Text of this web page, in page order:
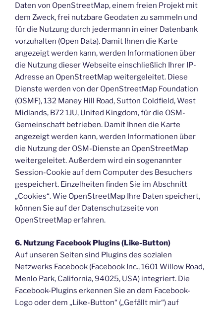
Daten von OpenStreetMap, einem freien Projekt mit
dem Zweck, frei nutzbare Geodaten zu sammeln und
für die Nutzung durch jedermann in einer Datenbank
vorzuhalten (Open Data). Damit Ihnen die Karte
angezeigt werden kann, werden Informationen über
die Nutzung dieser Webseite einschließlich Ihrer IP-
Adresse an OpenStreetMap weitergeleitet. Diese
Dienste werden von der OpenStreetMap Foundation
(OSMF), 132 Maney Hill Road, Sutton Coldfield, West
Midlands, B72 1JU, United Kingdom, für die OSM-
Gemeinschaft betrieben. Damit Ihnen die Karte
angezeigt werden kann, werden Informationen über
die Nutzung der OSM-Dienste an OpenStreetMap
weitergeleitet. Außerdem wird ein sogenannter
Session-Cookie auf dem Computer des Besuchers
gespeichert. Einzelheiten finden Sie im Abschnitt
„Cookies“. Wie OpenStreetMap Ihre Daten speichert,
können Sie auf der Datenschutzseite von
OpenStreetMap erfahren.
6. Nutzung Facebook Plugins (Like-Button)
Auf unseren Seiten sind Plugins des sozialen
Netzwerks Facebook (Facebook Inc., 1601 Willow Road,
Menlo Park, California, 94025, USA) integriert. Die
Facebook-Plugins erkennen Sie an dem Facebook-
Logo oder dem „Like-Button“ („Gefällt mir“) auf